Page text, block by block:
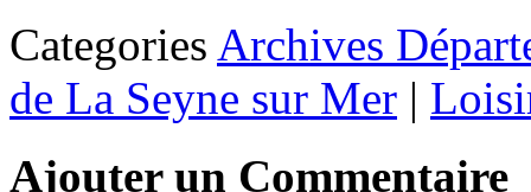
Categories Archives
de La Seyne sur Mer |
Ajouter un Commentaire